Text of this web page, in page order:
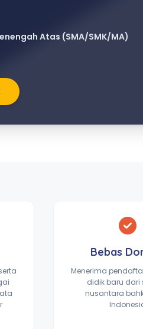
Atas (SMA/SMK/MA)
Bebas
Menerima
didik baru dari
nusantara